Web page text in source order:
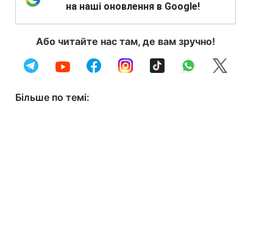
на наші оновлення в Google!
Або читайте нас там, де вам зручно!
Більше по темі: